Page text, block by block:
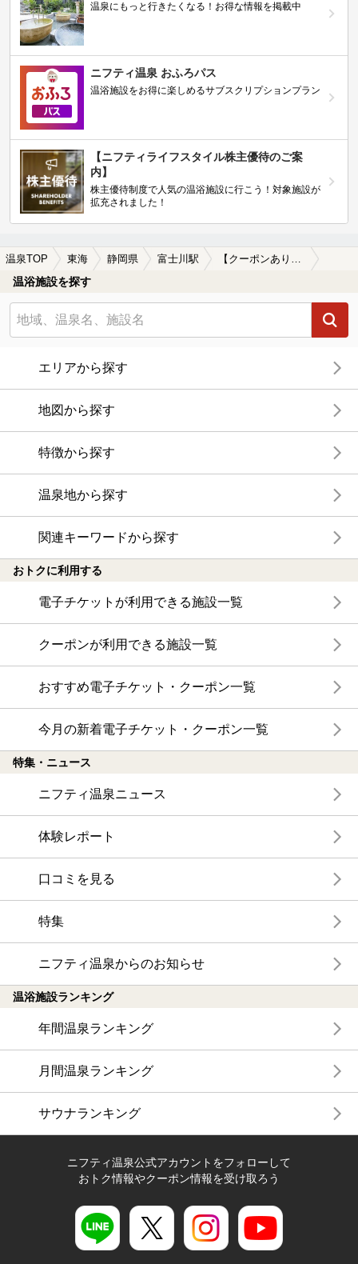
温泉にもっと行きたくなる！お得な情報を掲載中
ニフティ温泉 おふろパス
温浴施設をお得に楽しめるサブスクリプションプラン
【ニフティライフスタイル株主優待のご案
内】
株主優待制度で人気の温浴施設に行こう！対象施設が
拡充されました！
温泉TOP 東海 静岡県 富士川駅 【クーポンあり】食事が楽しめる富士川駅近くの温泉、日帰り温泉、スーパー銭湯おすすめ
温浴施設を探す
エリアから探す
地図から探す
特徴から探す
温泉地から探す
関連キーワードから探す
おトクに利用する
電子チケットが利用できる施設一覧
クーポンが利用できる施設一覧
おすすめ電子チケット・クーポン一覧
今月の新着電子チケット・クーポン一覧
特集・ニュース
ニフティ温泉ニュース
体験レポート
口コミを見る
特集
ニフティ温泉からのお知らせ
温浴施設ランキング
年間温泉ランキング
月間温泉ランキング
サウナランキング
ニフティ温泉公式アカウントをフォローして
おトク情報やクーポン情報を受け取ろう